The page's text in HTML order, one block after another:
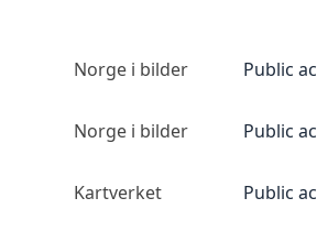
Norge i bilder Public
Norge i bilder Public
Kartverket Public